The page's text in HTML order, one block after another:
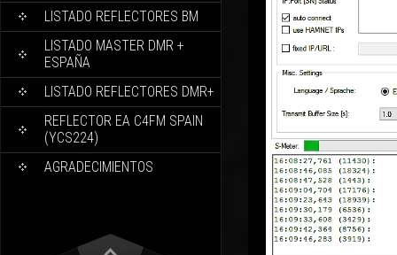
LISTADO REFLECTORES BM
LISTADO MASTER DMR +
ESPAÑA
LISTADO REFLECTORES DMR+
REFLECTOR EA C4FM SPAIN
(YCS224)
AGRADECIMIENTOS